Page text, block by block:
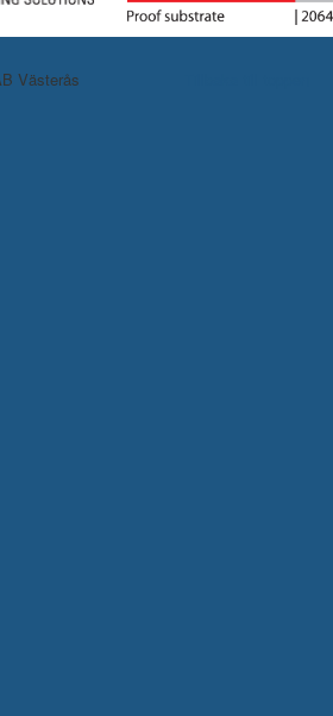
Västerås